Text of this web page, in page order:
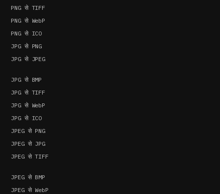
PNG से TIFF
PNG से WebP
PNG से ICO
JPG से PNG
JPG से JPEG
JPG से BMP
JPG से TIFF
JPG से WebP
JPG से ICO
JPEG से PNG
JPEG से JPG
JPEG से TIFF
JPEG से BMP
JPEG से WebP